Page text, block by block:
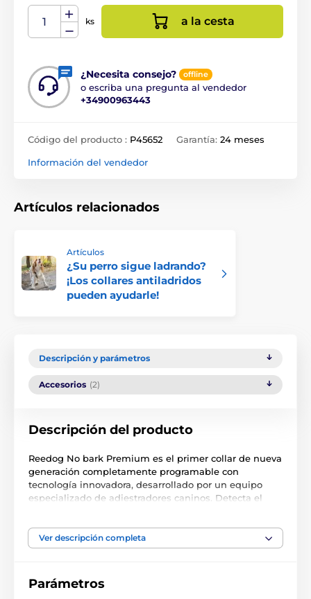
ks a la cesta
¿Necesita consejo? offline
o escriba una pregunta al vendedor
+34900963443
Código del producto : P45652 Garantía: 24 meses
Información del vendedor
Artículos relacionados
Artículos
¿Su perro sigue ladrando?
¡Los collares antiladridos
pueden ayudarle!
Descripción y parámetros
Accesorios (2)
Descripción del producto
Reedog No bark Premium es el primer collar de nueva
generación completamente programable con
tecnología innovadora, desarrollado por un equipo
especializado de adiestradores caninos. Detecta el
vibración e impulsoy con ajuste de
sensibilidad al
ladrido en siete niveles,donde usted mismo
de su tolerancia. También es adecuado para corregir el
aullidoinadecuado del perro. El collar antiladridos
Ver descripción completa
Parámetros